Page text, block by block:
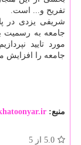
تفریح و... است.
شریفی یزدی در
جامعه به
مورد تایید
جامعه را افزایش
منبع:
5.0 از 5